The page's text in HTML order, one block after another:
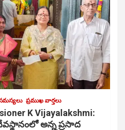
ప్రముఖ వార్తలు
K Vijayalakshmi:
అన్న ప్రసాద